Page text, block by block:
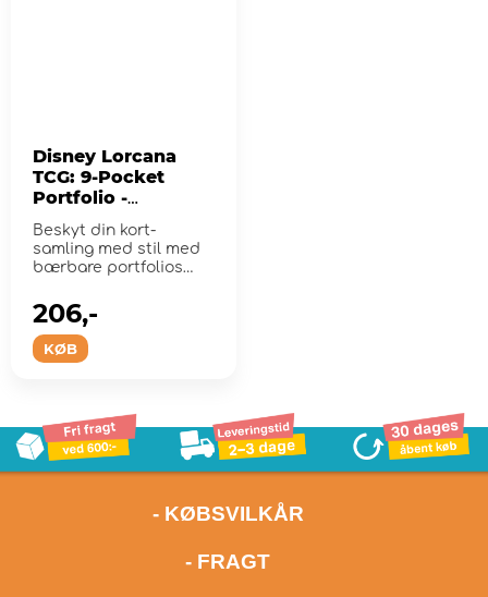
Disney Lorcana
TCG: 9-Pocket
Portfolio -
Characters
Beskyt din kort-
samling med stil med
bærbare portfolios
kunst.
KØB
206,-
- KØBSVILKÅR
- FRAGT